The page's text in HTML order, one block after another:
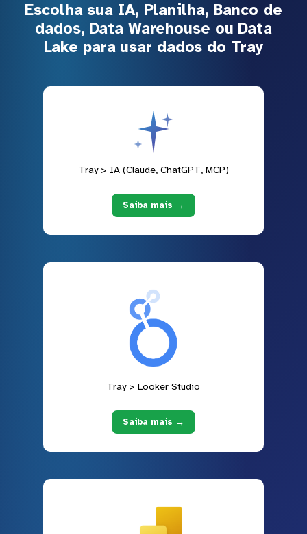
Escolha sua IA, Planilha, Banco de
dados, Data Warehouse ou Data
Lake para usar dados do Tray
Tray > IA (Claude, ChatGPT, MCP)
Saiba mais →
Tray > Looker Studio
Saiba mais →